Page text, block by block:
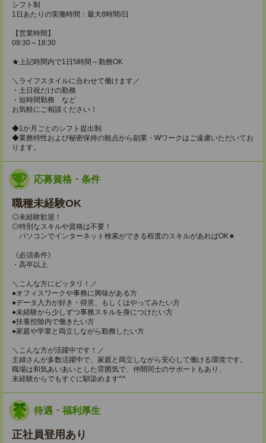
シフト制
1日あたりの実働時間：最大8時間/日
【営業時間】
09:30～18:30
★上記時間内で1日5時間～勤務OK
＼ライフスタイルに合わせて働けます／
・土日祝だけの勤務
・短時間勤務 など
お気軽にご相談ください！
◆1か月ごとのシフト提出制
◆業務特性および秘密保持の観点から副業・Wワークはご遠慮いただいてお
ります。
応募資格・条件
職種未経験OK
◎未経験歓迎！
◎特別なスキルや資格は不要！
パソコンでインターネット検索ができる程度のスキルがあればOK★
《必須条件》
・高卒以上
＼こんな方にピッタリ！／
●オフィスワークや事務に興味がある方
●データ入力が好き・得意、もしくはやってみたい方
●未経験から少しずつ事務スキルを身につけたい方
●扶養控除内で働きたい方
●家庭や学業と両立しながら勤務したい方
＼こんな方が活躍中です！／
主婦さんが多数活躍中で、家庭と両立しながら安心して働ける環境です。
職場は和気あいあいとした雰囲気で、仲間同士のサポートもあり、
未経験からでもすぐに馴染めます^^
待遇・福利厚生
正社員登用あり